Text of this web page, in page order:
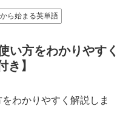
ら始まる英単語
い方をわかりやすく
き】
をわかりやすく解説しま